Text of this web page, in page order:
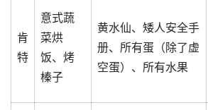
肯
特
意式蔬
菜烘
饭、烤
榛子
黄水仙、矮人安全手
册、所有蛋（除了虚
空蛋）、所有水果